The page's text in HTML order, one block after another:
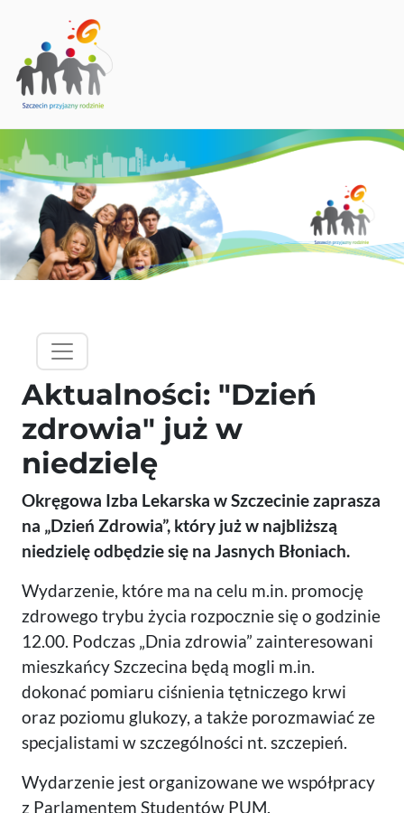
PRZEJDŹ DO TREŚCI
Aktualności: "Dzień
zdrowia" już w
niedzielę
Okręgowa Izba Lekarska w Szczecinie zaprasza
na „Dzień Zdrowia”, który już w najbliższą
niedzielę odbędzie się na Jasnych Błoniach.
Wydarzenie, które ma na celu m.in. promocję
zdrowego trybu życia rozpocznie się o godzinie
12.00. Podczas „Dnia zdrowia” zainteresowani
mieszkańcy Szczecina będą mogli m.in.
dokonać pomiaru ciśnienia tętniczego krwi
oraz poziomu glukozy, a także porozmawiać ze
specjalistami w szczególności nt. szczepień.
Wydarzenie jest organizowane we współpracy
z Parlamentem Studentów PUM.